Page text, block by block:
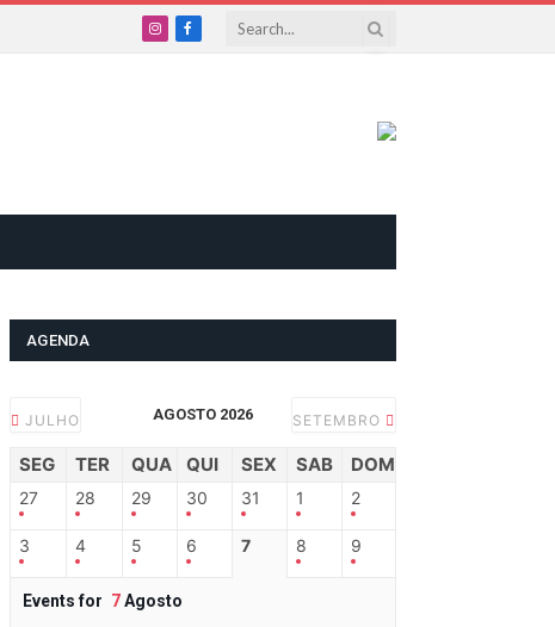
InstagramFacebook
AGENDA
JULHO AGOSTO 2026 SETEMBRO
SEG TER QUA QUI SEX SAB DOM
27 28 29 30 31 1 2
3 4 5 6 7 8 9
Events for 7Agosto